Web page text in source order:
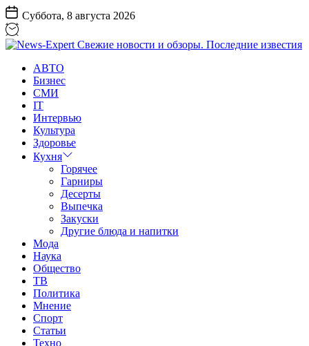
Перейти
к
содержанию
Суббота, 8 августа 2026
Expert
Свежие
новости
обзоры.
Последние
известия
АВТО
Бизнес
СМИ
IT
Интервью
Культура
Здоровье
Кухня
Горячее
Гарниры
Десерты
Выпечка
Закуски
Другие блюда и напитки
Мода
Наука
Общество
ТВ
Политика
Мнение
Спорт
Статьи
Техно